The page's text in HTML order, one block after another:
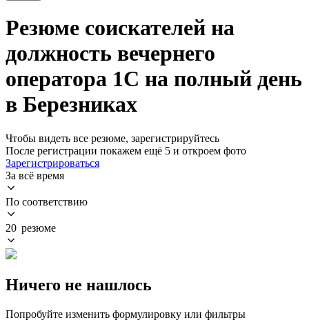
Резюме соискателей на
должность вечернего
оператора 1С на полный день
в Березниках
Чтобы видеть все резюме, зарегистрируйтесь
После регистрации покажем ещё 5 и откроем фото
Зарегистрироваться
За всё время
По соответствию
20 резюме
Ничего не нашлось
Попробуйте изменить формулировку или фильтры